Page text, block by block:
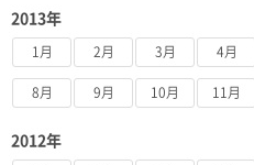
2013年
1月 2月 3月 4月
8月 9月 10月 11月
2012年